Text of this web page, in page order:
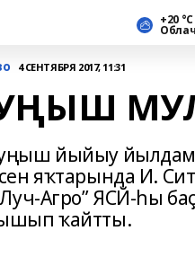
+20 °С
4 СЕНТЯБРЯ 2017, 11:31
УҢЫШ
йыйыу
яҡтарында И.
Агро” ЯСЙ-һы
ҡайтты.